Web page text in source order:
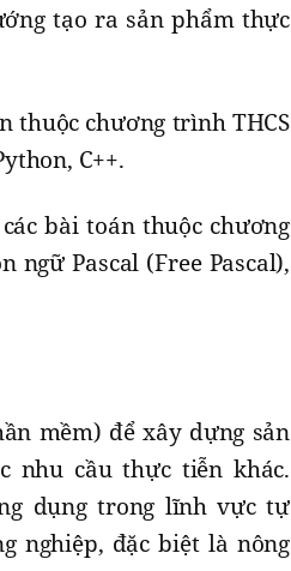
tạo ra sản phẩm thực
thuộc chương trình THCS
C++.
bài toán thuộc chương
Pascal (Free Pascal),
mềm) để xây dựng sản
nhu cầu thực tiễn khác.
dụng trong lĩnh vực tự
nghiệp, đặc biệt là nông